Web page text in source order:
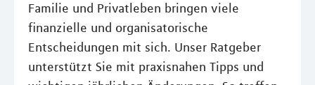
Familie und Privatleben bringen viele
finanzielle und organisatorische
Entscheidungen mit sich. Unser Ratgeber
unterstützt Sie mit praxisnahen Tipps und